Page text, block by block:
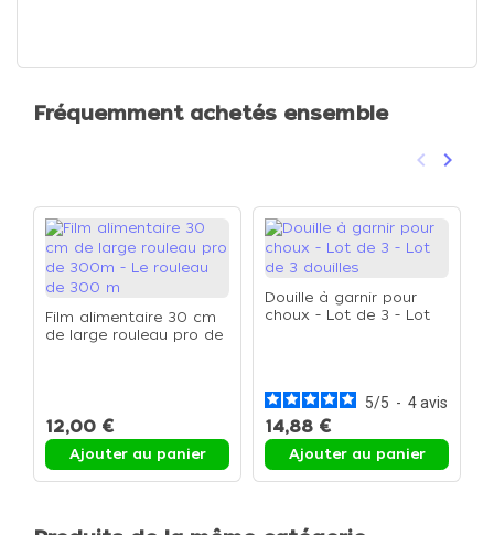
Fréquemment achetés ensemble
Précédent
keyboard_arrow_left keyboard_arrow_right
Film alimentaire 30 cm
de large rouleau pro de
12,00 €
Ajouter au panier
Douille à garnir pour
choux - Lot de 3 - Lot
5/5 - 4avis
14,88 €
Ajouter au panier